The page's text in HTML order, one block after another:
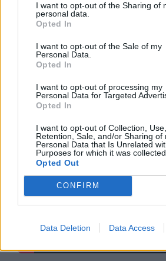
I want to opt-out of the Sharing of
personal data.
Opted In
I want to opt-out of the Sale of my
Personal Data.
Opted In
I want to opt-out of processing my
Personal Data for Targeted
Opted In
I want to opt-out of Collection, Use,
Retention, Sale, and/or Sharing of
Personal Data that Is Unrelated
Purposes for which it was collected.
Opted Out
CONFIRM
Data Deletion Data Access
2. Ο Spike Lee το 1990
ντοκιμαντέρ που υμνεί το “a
φορμάτ ήχου: